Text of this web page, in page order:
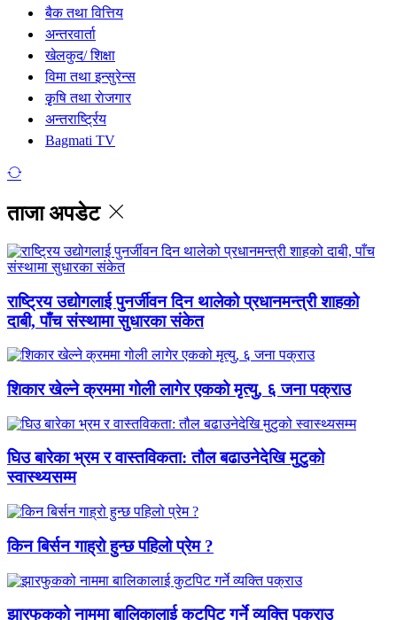
बैक तथा वित्तिय
अन्तरवार्ता
खेलकुद/ शिक्षा
विमा तथा इन्सुरेन्स
कृृषि तथा राेजगार
अन्तरार्ष्ट्रिय
Bagmati TV
ताजा अपडेट
राष्ट्रिय उद्योगलाई पुनर्जीवन दिन थालेको प्रधानमन्त्री शाहको
दाबी, पाँच संस्थामा सुधारका संकेत
शिकार खेल्ने क्रममा गोली लागेर एकको मृत्यु, ६ जना पक्राउ
घिउ बारेका भ्रम र वास्तविकता: तौल बढाउनेदेखि मुटुको
स्वास्थ्यसम्म
किन बिर्सन गाह्रो हुन्छ पहिलो प्रेम ?
झारफुकको नाममा बालिकालाई कुटपिट गर्ने व्यक्ति पक्राउ